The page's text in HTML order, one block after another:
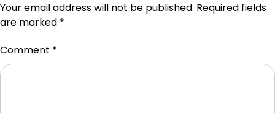
Your email address will not be published. Required fields
are marked *
Comment *